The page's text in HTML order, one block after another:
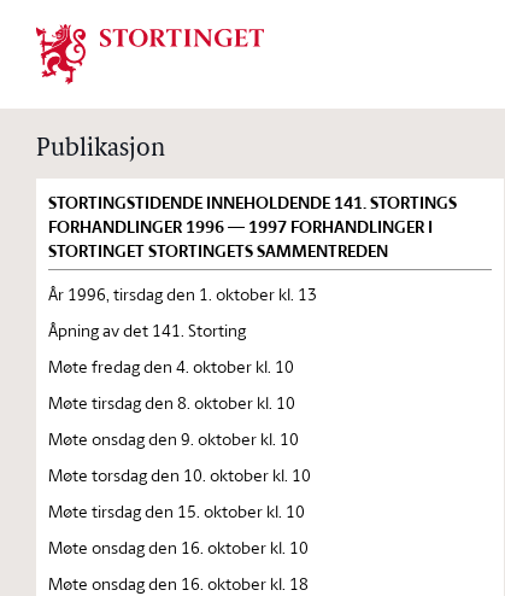
Stortinget.no
Publikasjon
STORTINGSTIDENDE INNEHOLDENDE 141. STORTINGS
FORHANDLINGER 1996 — 1997 FORHANDLINGER I
STORTINGET STORTINGETS SAMMENTREDEN
År 1996, tirsdag den 1. oktober kl. 13
Åpning av det 141. Storting
Møte fredag den 4. oktober kl. 10
Møte tirsdag den 8. oktober kl. 10
Møte onsdag den 9. oktober kl. 10
Møte torsdag den 10. oktober kl. 10
Møte tirsdag den 15. oktober kl. 10
Møte onsdag den 16. oktober kl. 10
Møte onsdag den 16. oktober kl. 18